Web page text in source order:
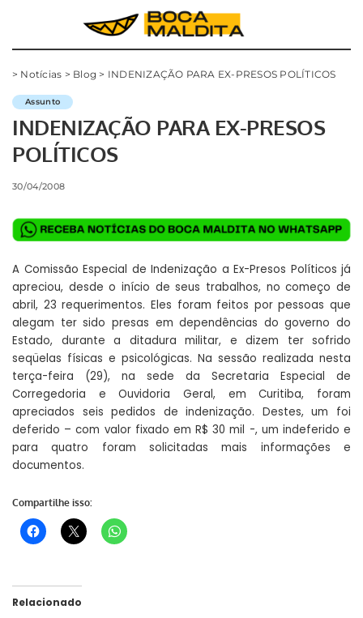
> Notícias > Blog > INDENIZAÇÃO PARA EX-PRESOS POLÍTICOS
Assunto
INDENIZAÇÃO PARA EX-PRESOS
POLÍTICOS
30/04/2008
A Comissão Especial de Indenização a Ex-Presos Políticos já
apreciou, desde o início de seus trabalhos, no começo de
abril, 23 requerimentos. Eles foram feitos por pessoas que
alegam ter sido presas em dependências do governo do
Estado, durante a ditadura militar, e dizem ter sofrido
seqüelas físicas e psicológicas. Na sessão realizada nesta
terça-feira (29), na sede da Secretaria Especial de
Corregedoria e Ouvidoria Geral, em Curitiba, foram
apreciados seis pedidos de indenização. Destes, um foi
deferido – com valor fixado em R$ 30 mil -, um indeferido e
para quatro foram solicitadas mais informações e
documentos.
Compartilhe isso:
Relacionado